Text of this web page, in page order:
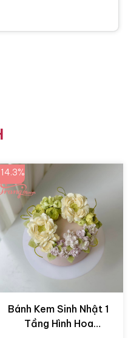
Bánh Kem Sinh Nhật 1
Tầng Hình Hoa